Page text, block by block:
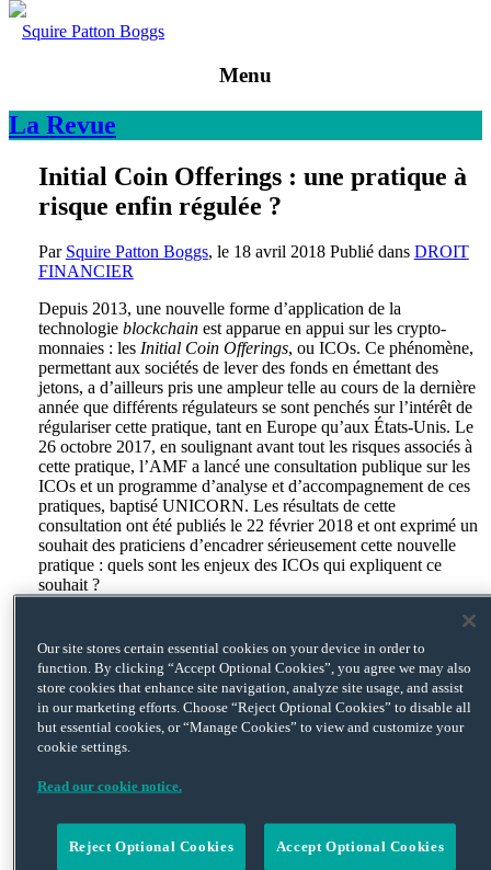
Squire Patton Boggs
Menu
La Revue
Initial Coin Offerings : une pratique à
risque enfin régulée ?
Par Squire Patton Boggs, le 18 avril 2018Publié dans DROIT
FINANCIER
Depuis 2013, une nouvelle forme d’application de la
technologie blockchain est apparue en appui sur les crypto-
monnaies : les Initial Coin Offerings, ou ICOs. Ce phénomène,
permettant aux sociétés de lever des fonds en émettant des
jetons, a d’ailleurs pris une ampleur telle au cours de la dernière
année que différents régulateurs se sont penchés sur l’intérêt de
régulariser cette pratique, tant en Europe qu’aux États-Unis. Le
26 octobre 2017, en soulignant avant tout les risques associés à
cette pratique, l’AMF a lancé une consultation publique sur les
ICOs et un programme d’analyse et d’accompagnement de ces
pratiques, baptisé UNICORN. Les résultats de cette
consultation ont été publiés le 22 février 2018 et ont exprimé un
souhait des praticiens d’encadrer sérieusement cette nouvelle
pratique : quels sont les enjeux des ICOs qui expliquent ce
souhait ?
émettre destokens (jetons) sur uneblockchain, qui permettront
aux acquéreurs d’obtenir, en échange de ceux-ci, soit des
prestations ou des biens proposés par la société (utility tokens,
ou jetons utilitaires), soit des droits politiques ou financiers
(security tokens,bien moins courants en pratique). Ainsi
lestokensne sont pas des parts de société (ce qui différencie les
Initial Public Offerings
de biens ou services appelés à être développés : on se rapproche
davantage du système de
fonds est avant tout préconisé par lesstart-ups, puisque les
ICOs n’entrainent pas de cession de titres, et permettent à celles-
ci de se financer à un stade précoce de leur développement
Our site stores certain essential cookies on your device in order to
function. By clicking “Accept Optional Cookies”, you agree we may also
store cookies that enhance site navigation, analyze site usage, and assist
in our marketing efforts. Choose “Reject Optional Cookies” to disable all
but essential cookies, or “Manage Cookies” to view and customize your
cookie settings.
Read our cookie notice.
Reject Optional Cookies Accept Optional Cookies